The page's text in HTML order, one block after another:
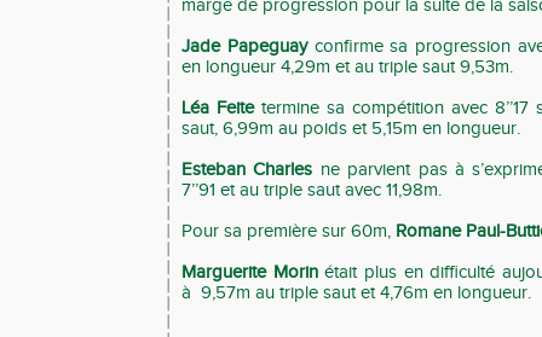
marge de progression pour la suite de la
Jade Papeguayconfirme sa progression
en longueur 4,29m et au triple saut 9,53m.
Léa Feitetermine sa compétition avec
saut, 6,99m au poids et 5,15m en longueur.
Esteban Charles ne parvient pas à
7’’91 et au triple saut avec 11,98m.
Pour sa première sur 60m, Romane Paul-
Marguerite Morinétait plus en difficulté
à 9,57m au triple saut et 4,76m en longueur.